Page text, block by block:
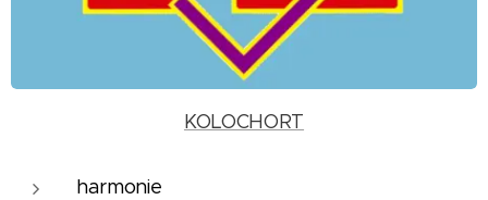
KOLOCHORT
harmonie